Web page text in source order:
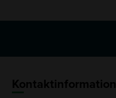
Kontaktinformation